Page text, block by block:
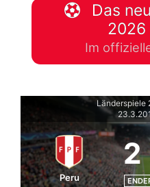
Das
2026
Im
Länderspiele
Peru
2